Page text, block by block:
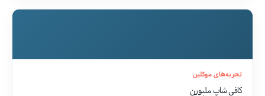
تجربه‌های موکلین
کافی شاپ ملبورن